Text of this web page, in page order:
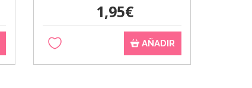
1,95€
AÑADIR